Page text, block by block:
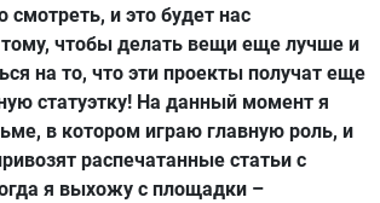
смотреть, и это будет нас
чтобы делать вещи еще лучше и
на то, что эти проекты получат еще
статуэтку! На данный момент я
в котором играю главную роль, и
распечатанные статьи с
я выхожу с площадки –